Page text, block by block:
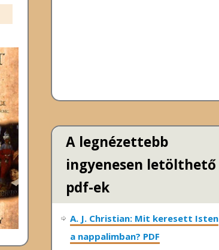
A legnézettebb
ingyenesen letölthető
pdf-ek
A. J. Christian: Mit keresett Isten
a nappalimban? PDF